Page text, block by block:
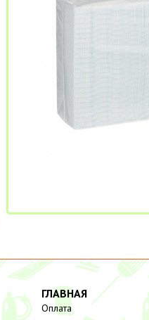
ГЛАВНАЯ
Оплата